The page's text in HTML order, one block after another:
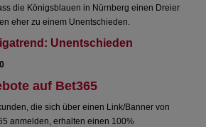
die Königsblauen in Nürnberg einen Dreier
eher zu einem Unentschieden.
Unentschieden
auf Bet365
die sich über einen Link/Banner von
anmelden, erhalten einen 100%